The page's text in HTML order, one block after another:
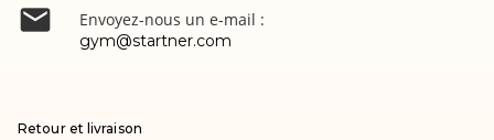
 Envoyez-nous un e-mail :
gym@startner.com
Retour et livraison